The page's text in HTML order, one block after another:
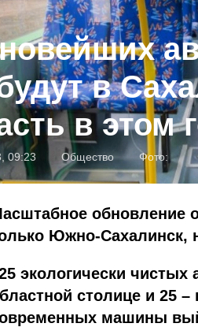
в
в этом
09:23 Общество Фото:
обновление
Южно-Сахалинск,
экологически чистых
столице и 25
машины